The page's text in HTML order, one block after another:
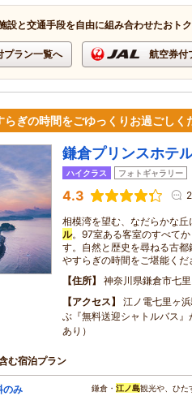
設と交通手段を自由に組み合わせたおト
プラン一覧へ 航空券付
ぎの時間をごゆっくりお過ごしく
鎌倉プリンスホテ
ハイクラス フォトギャラリー
4.3
相模湾を望む、なだらかな
ル。97室ある客室のすべて
す。自然と歴史を尋ねる古都
やすらぎの時間をご堪能くだ
住所
神奈川県鎌倉市七
アクセス
江ノ電七里ヶ
ぶ『無料送迎シャトルバス
あり）
む宿泊プラン
のみ 鎌倉・ 江ノ島観光や、ひた